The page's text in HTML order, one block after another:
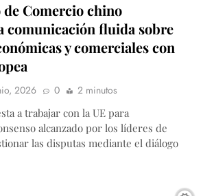
Comercio chino
comunicación fluida sobre
y comerciales con
2026 0
2 minutos
a trabajar con la UE para
alcanzado por los líderes de
las disputas mediante el diálogo